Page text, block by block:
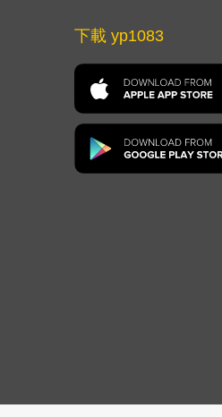
下載 yp1083